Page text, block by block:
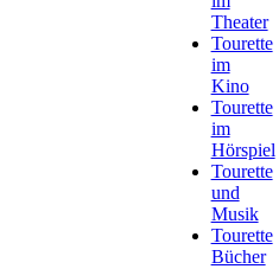
Theater
Tourette
im
Kino
Tourette
im
Hörspiel
Tourette
und
Musik
Tourette
Bücher